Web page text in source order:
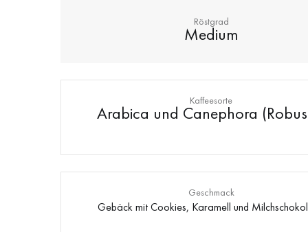
Röstgrad
Medium
Kaffeesorte
Arabica und Canephora
Geschmack
Gebäck mit Cookies, Karamell und